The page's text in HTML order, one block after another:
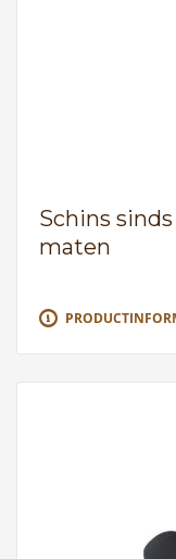
Schins sinds
maten